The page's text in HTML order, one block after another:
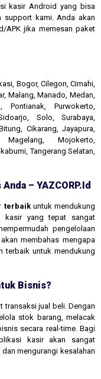
kasir Android yang bisa
support kami. Anda akan
APK jika memesan paket
Bogor, Cilegon, Cimahi,
Malang, Manado, Medan,
Pontianak, Purwokerto,
Solo, Surabaya,
Cikarang, Jayapura,
Mojokerto,
Tangerang Selatan,
– YAZCORP.id
terbaikuntuk mendukung
kasir yang tepat sangat
pengelolaan
membahas mengapa
terbaik untuk mendukung
Bisnis?
transaksi jual beli. Dengan
stok barang, melacak
secara real-time. Bagi
kasir akan sangat
mengurangi kesalahan